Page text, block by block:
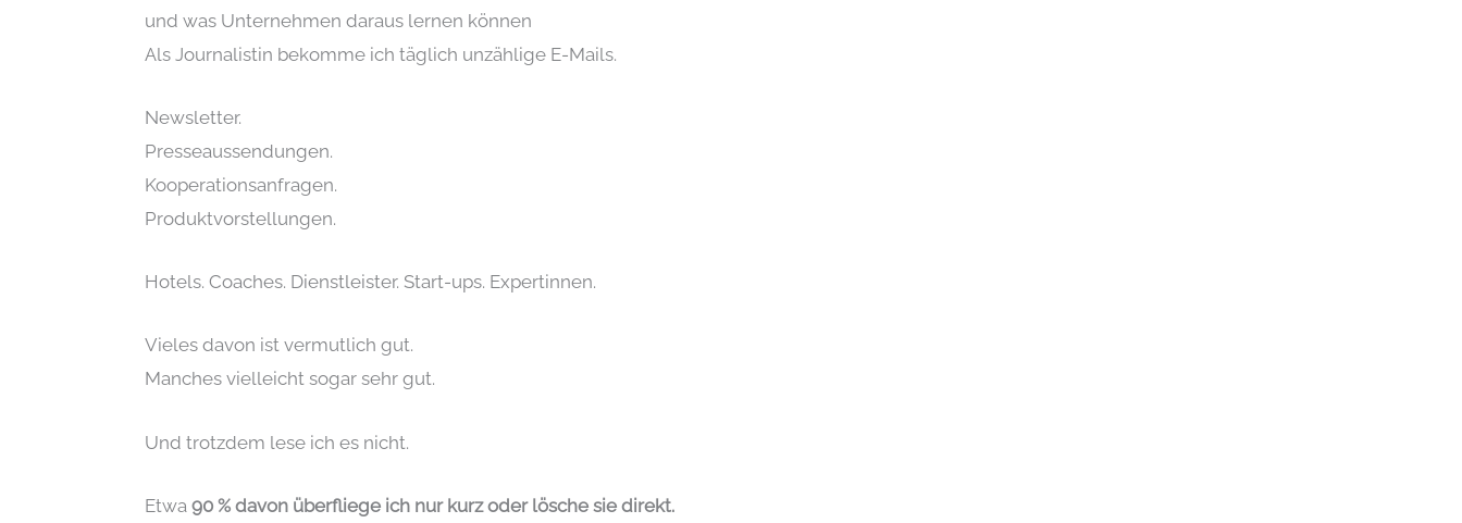
und was Unternehmen daraus lernen können
Als Journalistin bekomme ich täglich unzählige E-Mails.
Newsletter.
Presseaussendungen.
Kooperationsanfragen.
Produktvorstellungen.
Hotels. Coaches. Dienstleister. Start-ups. Expertinnen.
Vieles davon ist vermutlich gut.
Manches vielleicht sogar sehr gut.
Und trotzdem lese ich es nicht.
Etwa90 % davon überfliege ich nur kurz oder lösche sie direkt.